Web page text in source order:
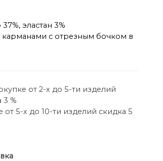
эластан 3%
с отрезным бочком в
половинкам обработаны
от 2-х до 5-ти изделий
3 %
5-х до 10-ти изделий скидка 5